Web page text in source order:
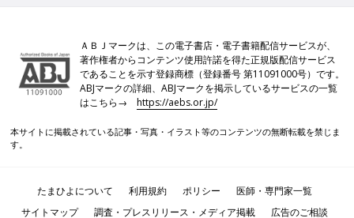
※8 藏城雅文、山本徹也 血清尿酸値の低下作用が示唆される食
材および食材に含まれる物質の作用機序、Gout and Uric &
Nucleic Acids Vol.45 No.1 （2021）
ＡＢＪマークは、この電子書店・電子書籍配信サービスが、
著作権者からコンテンツ使用許諾を得た正規版配信サービス
であることを示す登録商標（登録番号 第11091000号）です。
ABJマークの詳細、ABJマークを掲示しているサービスの一覧
はこちら→https://aebs.or.jp/
本サイトに掲載されている記事・写真・イラスト等のコンテンツの無断転載を禁じま
す。
たまひよについて 利用規約 ポリシー
医師・専門家一覧
サイトマップ
調査・プレスリリース・メディア掲載 広告のご相談